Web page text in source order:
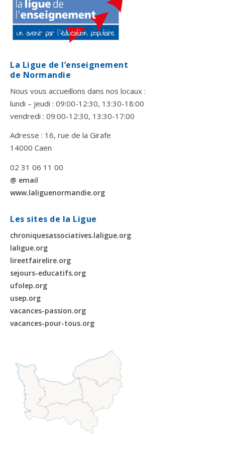
La Ligue de l’enseignement
de Normandie
Nous vous accueillons dans nos locaux :
lundi – jeudi : 09:00-12:30, 13:30-18:00
vendredi : 09:00-12:30, 13:30-17:00
Adresse : 16, rue de la Girafe
14000 Caen
02 31 06 11 00
@ email
www.laliguenormandie.org
Les sites de la Ligue
chroniquesassociatives.laligue.org
laligue.org
lireetfairelire.org
sejours-educatifs.org
ufolep.org
usep.org
vacances-passion.org
vacances-pour-tous.org